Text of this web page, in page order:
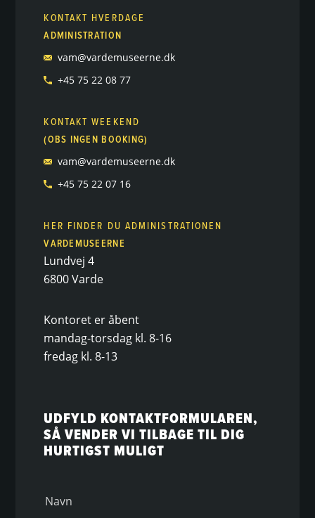
KONTAKT HVERDAGE
ADMINISTRATION
vam@vardemuseerne.dk
+45 75 22 08 77
KONTAKT WEEKEND
(OBS INGEN BOOKING)
vam@vardemuseerne.dk
+45 75 22 07 16
HER FINDER DU ADMINISTRATIONEN
VARDEMUSEERNE
Lundvej 4
6800 Varde
Kontoret er åbent
mandag-torsdag kl. 8-16
fredag kl. 8-13
UDFYLD KONTAKTFORMULAREN,
SÅ VENDER VI TILBAGE TIL DIG
HURTIGST MULIGT